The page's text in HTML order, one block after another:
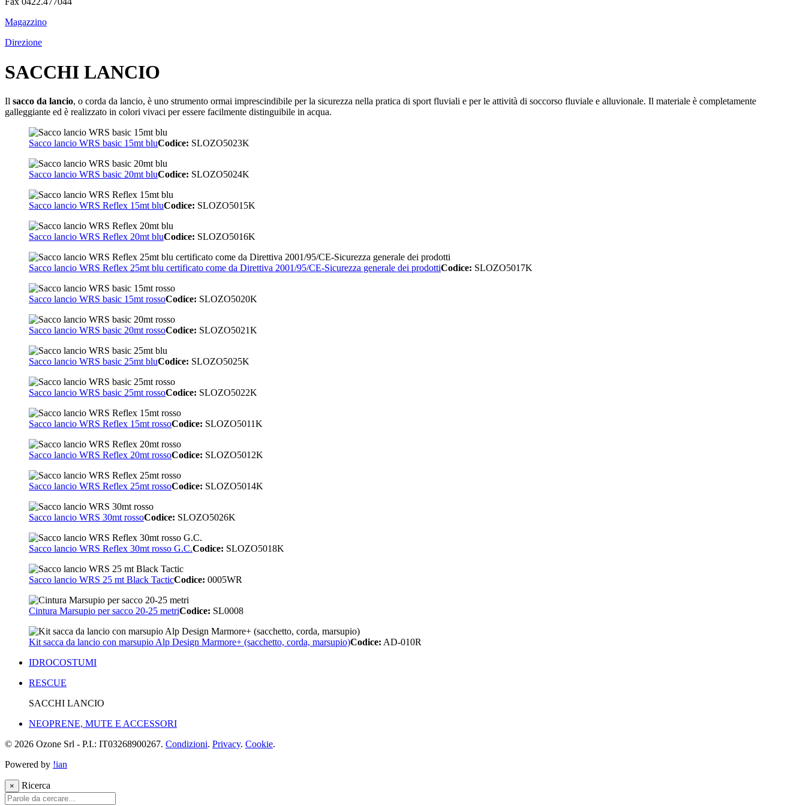
Magazzino
Direzione
SACCHI LANCIO
Il sacco da lancio, o corda da lancio, è uno strumento ormai imprescindibile per la sicurezza nella pratica di sport fluviali e per le attività di soccorso fluviale e alluvionale. Il materiale è completamente
galleggiante ed è realizzato in colori vivaci per essere facilmente distinguibile in acqua.
Sacco lancio WRS basic 15mt bluCodice: SLOZO5023K
Sacco lancio WRS basic 20mt bluCodice: SLOZO5024K
Sacco lancio WRS Reflex 15mt bluCodice: SLOZO5015K
Sacco lancio WRS Reflex 20mt bluCodice: SLOZO5016K
Sacco lancio WRS Reflex 25mt blu certificato come da Direttiva 2001/95/CE-Sicurezza generale dei prodottiCodice: SLOZO5017K
Sacco lancio WRS basic 15mt rossoCodice: SLOZO5020K
Sacco lancio WRS basic 20mt rossoCodice: SLOZO5021K
Sacco lancio WRS basic 25mt bluCodice: SLOZO5025K
Sacco lancio WRS basic 25mt rossoCodice: SLOZO5022K
Sacco lancio WRS Reflex 15mt rossoCodice: SLOZO5011K
Sacco lancio WRS Reflex 20mt rossoCodice: SLOZO5012K
Sacco lancio WRS Reflex 25mt rossoCodice: SLOZO5014K
Sacco lancio WRS 30mt rossoCodice: SLOZO5026K
Sacco lancio WRS Reflex 30mt rosso G.C.Codice: SLOZO5018K
Sacco lancio WRS 25 mt Black TacticCodice: 0005WR
Cintura Marsupio per sacco 20-25 metriCodice: SL0008
Kit sacca da lancio con marsupio Alp Design Marmore+ (sacchetto, corda, marsupio)Codice: AD-010R
IDROCOSTUMI
RESCUE
SACCHI LANCIO
NEOPRENE, MUTE E ACCESSORI
© 2026 Ozone Srl - P.I.: IT03268900267. Condizioni. Privacy. Cookie.
Powered by !ian
× Ricerca